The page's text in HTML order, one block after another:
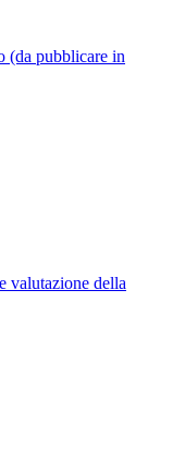
(da pubblicare in
valutazione della